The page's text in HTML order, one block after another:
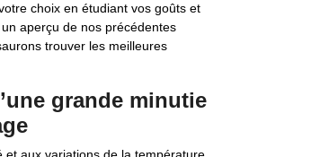
choix en étudiant vos goûts et
aperçu de nos précédentes
trouver les meilleures
grande minutie